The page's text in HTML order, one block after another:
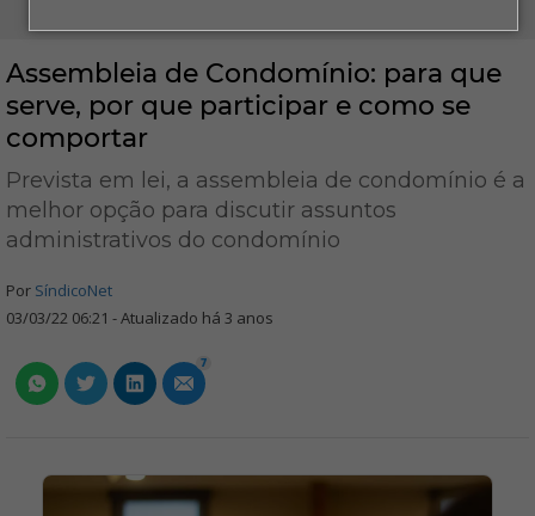
Assembleia de Condomínio: para que
serve, por que participar e como se
comportar
Prevista em lei, a assembleia de condomínio é a
melhor opção para discutir assuntos
administrativos do condomínio
Por SíndicoNet
03/03/22 06:21 - Atualizado há 3 anos
7